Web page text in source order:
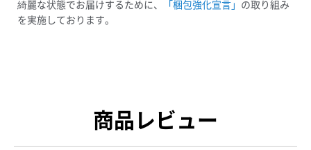
綺麗な状態でお届けするために、
「梱包強化宣言」 の取り組み
を実施しております。
商品レビュー